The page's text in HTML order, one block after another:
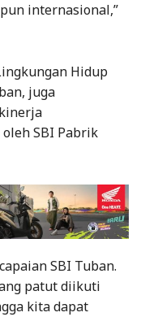
internasional,”
Hidup
juga
SBI Pabrik
SBI Tuban.
patut diikuti
kita dapat